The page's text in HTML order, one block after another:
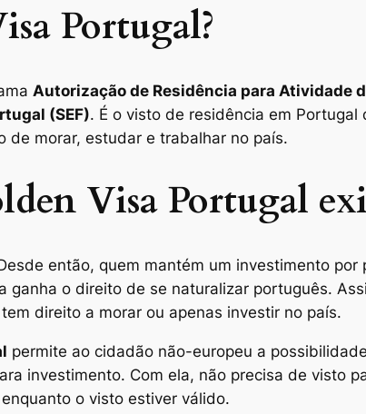
Portugal?
Autorização de Residência para Atividade
(SEF). É o visto de residência em
de morar, estudar e trabalhar no país.
Visa Portugal
então, quem mantém um investimento
ganha o direito de se naturalizar português.
direito a morar ou apenas investir no país.
permite ao cidadão não-europeu a
investimento. Com ela, não precisa de visto
o visto estiver válido.